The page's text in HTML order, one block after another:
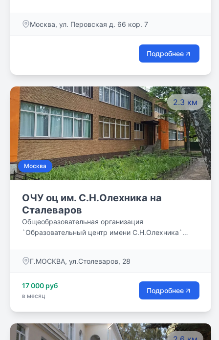
РКШ (Русская классическая школа) + дополнение
Идет набор в действующий 5ый класс на 2022-
2023 год обучения ❗ ❗ Идет набор в 5ый класс на
подготовки к школе для детей 6-7 лет на 2023-2024
год обучения ❗ Запись по телефону: 89031801352
Москва, ул. Перовская д. 66 кор. 7
Подробнее
2.3 км
Москва
ОЧУ оц им. С.Н.Олехника на
Сталеваров
Общеобразовательная организация
`Образовательный центр имени С.Н.Олехника`
классы) общего образования в четырех
отделениях организована система дополнительного
предметного образования, нацеленная на
Г.МОСКВА, ул.Столеваров, 28
17 000 руб
в месяц
Подробнее